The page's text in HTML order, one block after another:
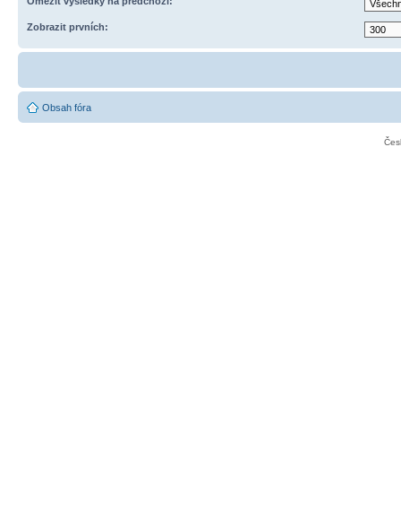
Zobrazit prvních:
Obsah fóra